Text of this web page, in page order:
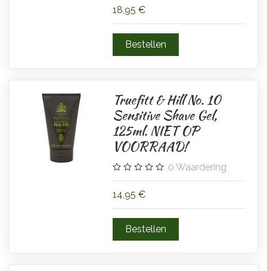
18,95 €
Truefitt & Hill No. 10
Sensitive Shave Gel,
125ml. NIET OP
VOORRAAD!
0 Waardering
14,95 €